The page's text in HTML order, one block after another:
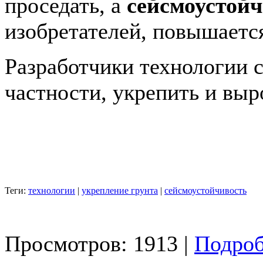
проседать, а
изобретателей,
Разработчики
частности, укрепить и
Теги: технологии | укрепление грунта | сейсмоустойчивость
Просмотров: 1913 |